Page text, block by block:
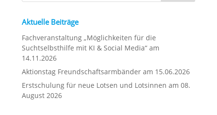
Aktuelle Beiträge
Fachveranstaltung „Möglichkeiten für die
Suchtselbsthilfe mit KI & Social Media“ am
14.11.2026
Aktionstag Freundschaftsarmbänder am 15.06.2026
Erstschulung für neue Lotsen und Lotsinnen am 08.
August 2026